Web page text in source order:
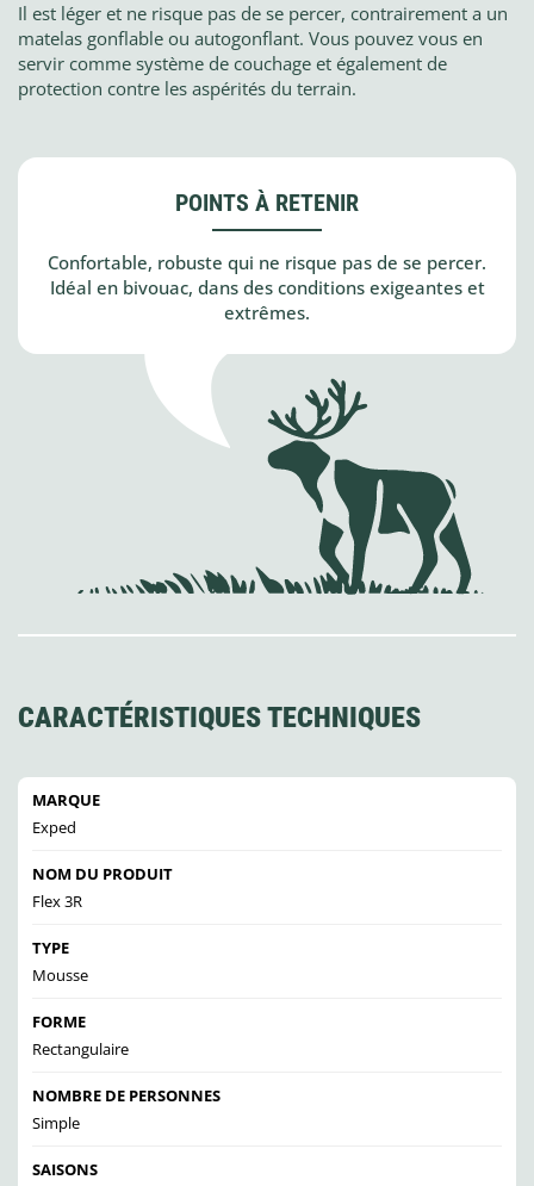
Il est léger et ne risque pas de se percer, contrairement a un
matelas gonflable ou autogonflant. Vous pouvez vous en
servir comme système de couchage et également de
protection contre les aspérités du terrain.
POINTS À RETENIR
Confortable, robuste qui ne risque pas de se percer.
Idéal en bivouac, dans des conditions exigeantes et
extrêmes.
CARACTÉRISTIQUES TECHNIQUES
MARQUE
Exped
NOM DU PRODUIT
Flex 3R
TYPE
Mousse
FORME
Rectangulaire
NOMBRE DE PERSONNES
Simple
SAISONS